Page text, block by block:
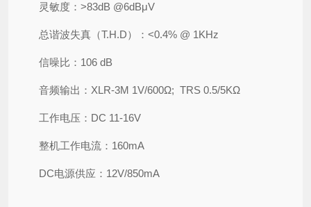
灵敏度：>83dB @6dBμV
总谐波失真（T.H.D）：<0.4% @ 1KHz
信噪比：106 dB
音频输出：XLR-3M 1V/600Ω; TRS 0.5/5KΩ
工作电压：DC 11-16V
整机工作电流：160mA
DC电源供应：12V/850mA